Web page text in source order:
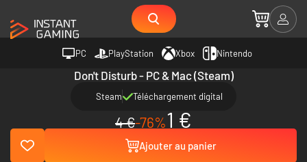
PC PlayStation Xbox Nintendo
Don't Disturb - PC & Mac (Steam)
Steam Téléchargement digital
4 €-76%1 €
Ajouter au panier